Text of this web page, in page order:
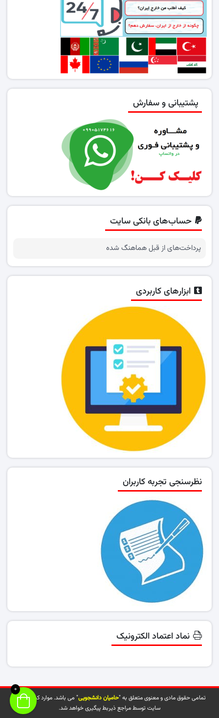
پشتیبانی و سفارش
حساب‌های بانکی سایت
پرداخت‌های از قبل هماهنگ شده
ابزارهای کاربردی
نظرسنجی تجربه کاربران
نماد اعتماد الکترونیک
تمامی حقوق مادی و معنوی متعلق به "حامیان دانشجویی" می باشد. موارد کپی شده از
سایت توسط مراجع ذیربط پیگیری خواهد شد.
0